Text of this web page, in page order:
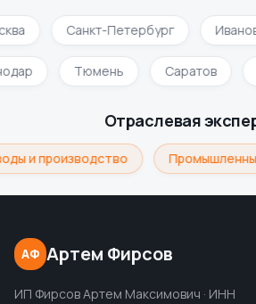
Санкт-Петербург
Тюмень Саратов
Отраслевая
и производство
АФ Артем Фирсов
ИП Фирсов Артем Максимович · ИНН